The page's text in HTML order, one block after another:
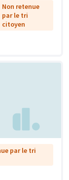
Non retenue
par le tri
citoyen
par le tri